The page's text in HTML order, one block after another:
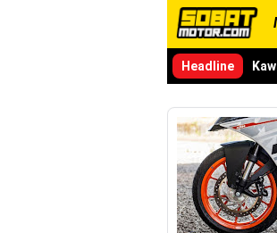
Headline